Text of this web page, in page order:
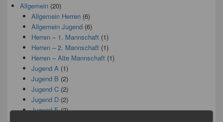
Allgemein (20)
Allgemein Herren(6)
Allgemein Jugend(6)
Herren – 1. Mannschaft(1)
Herren – 2. Mannschaft(1)
Herren – Alte Mannschaft(1)
Jugend A (1)
Jugend B (2)
Jugend C(2)
Jugend D(2)
Jugend E(2)